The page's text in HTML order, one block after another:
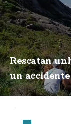
Rescatan
un